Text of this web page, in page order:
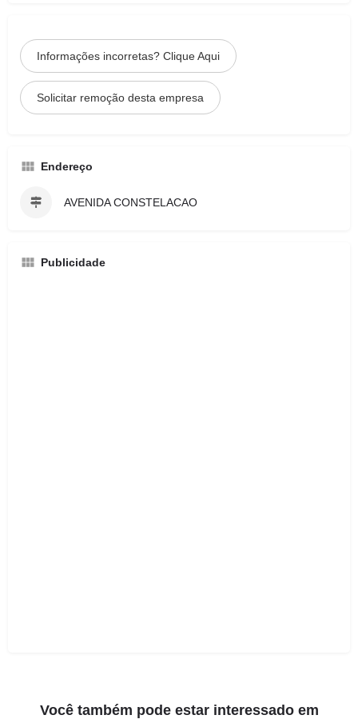
Informações incorretas? Clique Aqui
Solicitar remoção desta empresa
Endereço
AVENIDA CONSTELACAO
Publicidade
Você também pode estar interessado em